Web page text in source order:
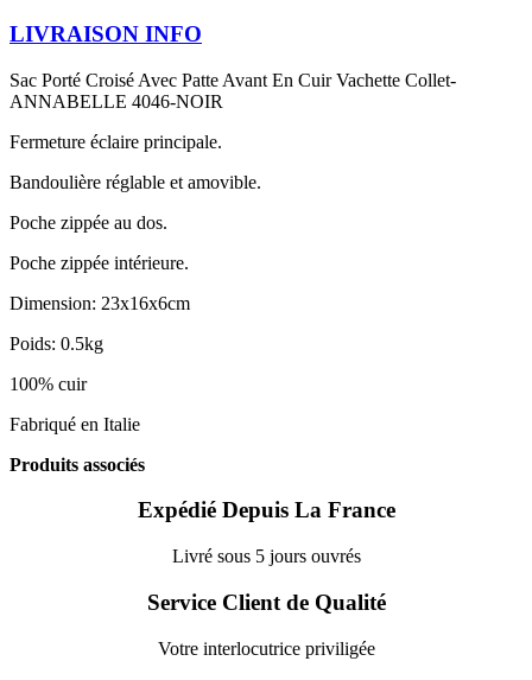
LIVRAISON INFO
Sac Porté Croisé Avec Patte Avant En Cuir Vachette Collet-
ANNABELLE 4046-NOIR
Fermeture éclaire principale.
Bandoulière réglable et amovible.
Poche zippée au dos.
Poche zippée intérieure.
Dimension: 23x16x6cm
Poids: 0.5kg
100% cuir
Fabriqué en Italie
Produits associés
Expédié Depuis La France
Livré sous 5 jours ouvrés
Service Client de Qualité
Votre interlocutrice priviligée